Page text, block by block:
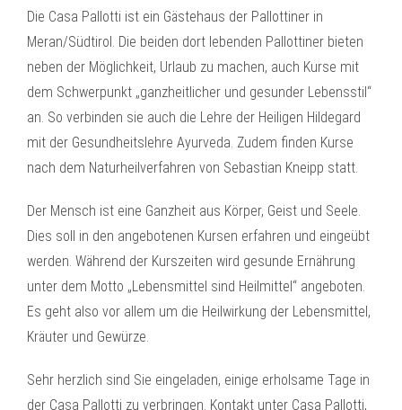
Die Casa Pallotti ist ein Gästehaus der Pallottiner in
Meran/Südtirol. Die beiden dort lebenden Pallottiner bieten
neben der Möglichkeit, Urlaub zu machen, auch Kurse mit
dem Schwerpunkt „ganzheitlicher und gesunder Lebensstil“
an. So verbinden sie auch die Lehre der Heiligen Hildegard
mit der Gesundheitslehre Ayurveda. Zudem finden Kurse
nach dem Naturheilverfahren von Sebastian Kneipp statt.
Der Mensch ist eine Ganzheit aus Körper, Geist und Seele.
Dies soll in den angebotenen Kursen erfahren und eingeübt
werden. Während der Kurszeiten wird gesunde Ernährung
unter dem Motto „Lebensmittel sind Heilmittel“ angeboten.
Es geht also vor allem um die Heilwirkung der Lebensmittel,
Kräuter und Gewürze.
Sehr herzlich sind Sie eingeladen, einige erholsame Tage in
der Casa Pallotti zu verbringen. Kontakt unter Casa Pallotti,